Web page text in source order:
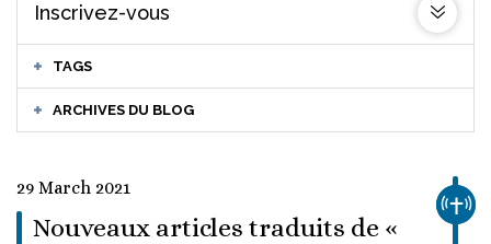
Inscrivez-vous
TAGS
ARCHIVES DU BLOG
29 March 2021
Nouveaux articles traduits de «